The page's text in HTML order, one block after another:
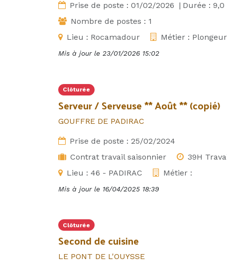
Prise de poste : 01/02/2026 | Durée : 9,0
Nombre de postes : 1
Lieu : Rocamadour Métier :
Mis à jour le 23/01/2026 15:02
Clôturée
Serveur / Serveuse ** Août ** (copié)
GOUFFRE DE PADIRAC
Prise de poste : 25/02/2024
Contrat travail saisonnier
39H
Lieu : 46 - PADIRAC Métier :
Mis à jour le 16/04/2025 18:39
Clôturée
Second de cuisine
LE PONT DE L'OUYSSE